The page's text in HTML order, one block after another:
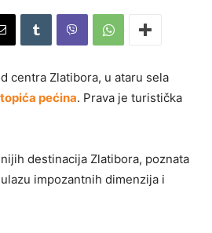
centra Zlatibora, u ataru sela
pećina. Prava je turistička
destinacija Zlatibora, poznata
impozantnih dimenzija i